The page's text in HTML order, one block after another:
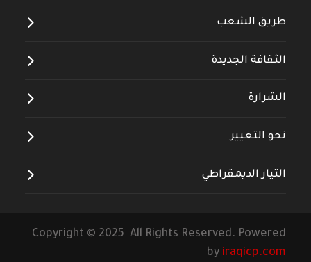
طريق الشعب
الثقافة الجديدة
الشرارة
نحو التغيير
التيار الديمقراطي
Copyright © 2025 All Rights Reserved. Powered
by iraqicp.com